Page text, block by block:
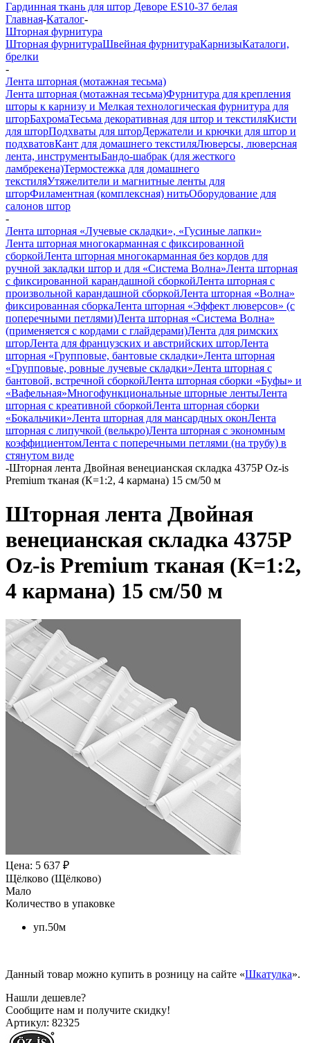
Гардинная ткань для штор Деворе ES10-37 белая
Главная-Каталог-
Шторная фурнитура
Шторная фурнитураШвейная фурнитураКарнизыКаталоги,
брелки
-
Лента шторная (мотажная тесьма)
Лента шторная (мотажная тесьма)Фурнитура для крепления
шторы к карнизу и Мелкая технологическая фурнитура для
шторБахромаТесьма декоративная для штор и текстиляКисти
для шторПодхваты для шторДержатели и крючки для штор и
подхватовКант для домашнего текстиляЛюверсы, люверсная
лента, инструментыБандо-шабрак (для жесткого
ламбрекена)Термостежка для домашнего
текстиляУтяжелители и магнитные ленты для
шторФиламентная (комплексная) нитьОборудование для
салонов штор
-
Лента шторная «Лучевые складки», «Гусиные лапки»
Лента шторная многокарманная с фиксированной
сборкойЛента шторная многокарманная без кордов для
ручной закладки штор и для «Система Волна»Лента шторная
с фиксированной карандашной сборкойЛента шторная с
произвольной карандашной сборкойЛента шторная «Волна»
фиксированная сборкаЛента шторная «Эффект люверсов» (с
поперечными петлями)Лента шторная «Система Волна»
(применяется с кордами с глайдерами)Лента для римских
шторЛента для французских и австрийских шторЛента
шторная «Групповые, бантовые складки»Лента шторная
«Групповые, ровные лучевые складки»Лента шторная с
бантовой, встречной сборкойЛента шторная сборки «Буфы» и
«Вафельная»Многофункциональные шторные лентыЛента
шторная с креативной сборкойЛента шторная сборки
«Бокальчики»Лента шторная для мансардных оконЛента
шторная с липучкой (велькро)Лента шторная с экономным
коэффициентомЛента с поперечными петлями (на трубу) в
стянутом виде
-Шторная лента Двойная венецианская складка 4375P Oz-is
Premium тканая (К=1:2, 4 кармана) 15 см/50 м
Шторная лента Двойная
венецианская складка 4375P
Oz-is Premium тканая (К=1:2,
4 кармана) 15 см/50 м
Цена: 5 637 ₽
Щёлково (Щёлково)
Мало
Количество в упаковке
уп.50м
Данный товар можно купить в розницу на сайте «Шкатулка».
Нашли дешевле?
Сообщите нам и получите скидку!
Артикул: 82325